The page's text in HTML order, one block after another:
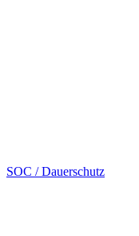
SOC / Dauerschutz